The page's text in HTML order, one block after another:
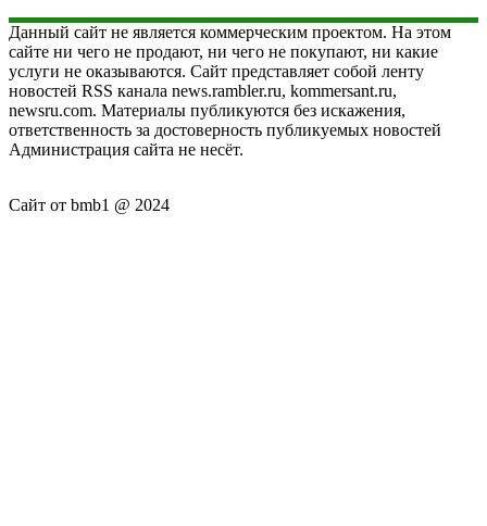
Данный сайт не является коммерческим проектом. На этом
сайте ни чего не продают, ни чего не покупают, ни какие
услуги не оказываются. Сайт представляет собой ленту
новостей RSS канала news.rambler.ru, kommersant.ru,
newsru.com. Материалы публикуются без искажения,
ответственность за достоверность публикуемых новостей
Администрация сайта не несёт.
Сайт от bmb1 @ 2024